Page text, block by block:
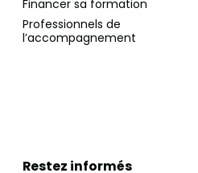
Financer sa formation
Professionnels de
l’accompagnement
Restez informés